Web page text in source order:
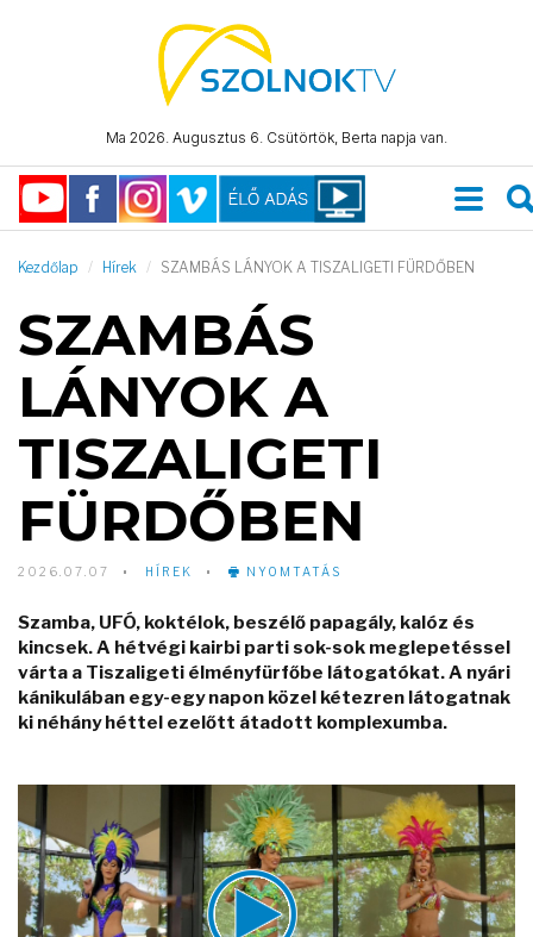
Ma 2026. Augusztus 6. Csütörtök, Berta napja van.
Kezdőlap Hírek SZAMBÁS LÁNYOK A TISZALIGETI FÜRDŐBEN
SZAMBÁS
LÁNYOK A
TISZALIGETI
FÜRDŐBEN
2026.07.07 HÍREK NYOMTATÁS
Szamba, UFÓ, koktélok, beszélő papagály, kalóz és
kincsek. A hétvégi kairbi parti sok-sok meglepetéssel
várta a Tiszaligeti élményfürfőbe látogatókat. A nyári
kánikulában egy-egy napon közel kétezren látogatnak
ki néhány héttel ezelőtt átadott komplexumba.
Video
Player